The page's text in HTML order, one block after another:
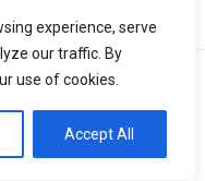
experience, serve
our traffic. By
use of cookies.
Accept All
virtualgrafico.online